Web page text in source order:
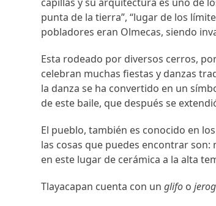
capillas y su arquitectura es uno de
punta de la tierra”, “lugar de los
pobladores eran Olmecas, siendo
Esta rodeado por diversos cerros,
celebran muchas fiestas y danzas
la danza se ha convertido en un
de este baile, que después se
El pueblo, también es conocido en
las cosas que puedes encontrar
en este lugar de cerámica a la alta
Tlayacapan cuenta con unglifo o